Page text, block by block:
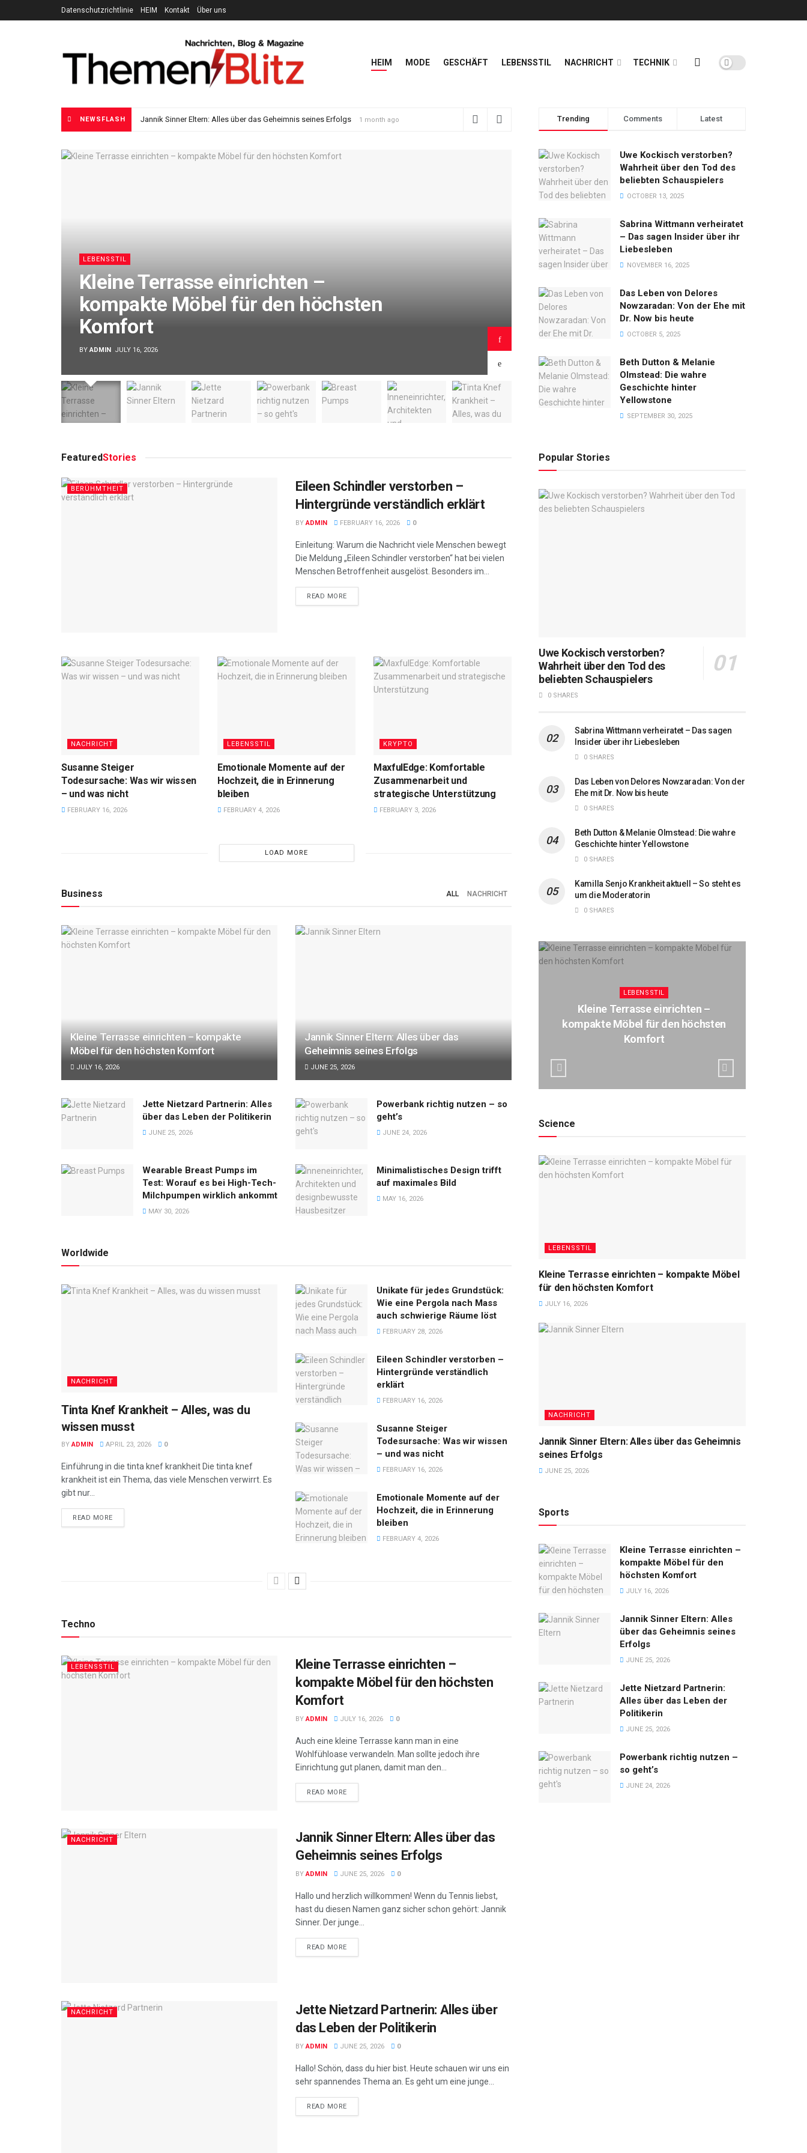
Datenschutzrichtlinie HEIM Kontakt Über uns
Themen Blitz
HEIM MODE GESCHÄFT LEBENSSTIL NACHRICHT TECHNIK
NEWSFLASH Jannik Sinner Eltern: Alles über das Geheimnis seines Erfolgs 1 month ago
LEBENSSTIL
Kleine Terrasse einrichten –
kompakte Möbel für den höchsten
Komfort
BYADMIN JULY 16, 2026
Jannik Sinner Eltern: Alles über
das Geheimnis seines Erfolgs
FeaturedStories
BERÜHMTHEIT
Eileen Schindler verstorben –
Hintergründe verständlich erklärt
BY ADMIN FEBRUARY 16, 2026 0
Einleitung: Warum die Nachricht viele Menschen bewegt
Die Meldung „Eileen Schindler verstorben“ hat bei vielen
Menschen Betroffenheit ausgelöst. Besonders im...
READ MORE
NACHRICHT
Susanne Steiger
Todesursache: Was wir wissen
– und was nicht
FEBRUARY 16, 2026
LEBENSSTIL
Emotionale Momente auf der
Hochzeit, die in Erinnerung
bleiben
FEBRUARY 4, 2026
KRYPTO
MaxfulEdge: Komfortable
Zusammenarbeit und
strategische Unterstützung
FEBRUARY 3, 2026
LOAD MORE
Business ALL NACHRICHT
Kleine Terrasse einrichten – kompakte
Möbel für den höchsten Komfort
JULY 16, 2026
Jannik Sinner Eltern: Alles über das
Geheimnis seines Erfolgs
JUNE 25, 2026
Jette Nietzard Partnerin: Alles
über das Leben der Politikerin
JUNE 25, 2026
Powerbank richtig nutzen – so
geht’s
JUNE 24, 2026
Wearable Breast Pumps im
Test: Worauf es bei High-Tech-
Milchpumpen wirklich ankommt
MAY 30, 2026
Minimalistisches Design trifft
auf maximales Bild
MAY 16, 2026
Worldwide
NACHRICHT
Tinta Knef Krankheit – Alles, was du
wissen musst
BY ADMIN APRIL 23, 2026 0
Einführung in die tinta knef krankheit Die tinta knef
krankheit ist ein Thema, das viele Menschen verwirrt. Es
gibt nur...
READ MORE
Unikate für jedes Grundstück:
Wie eine Pergola nach Mass
auch schwierige Räume löst
FEBRUARY 28, 2026
Eileen Schindler verstorben –
Hintergründe verständlich
erklärt
FEBRUARY 16, 2026
Susanne Steiger
Todesursache: Was wir wissen
– und was nicht
FEBRUARY 16, 2026
Emotionale Momente auf der
Hochzeit, die in Erinnerung
bleiben
FEBRUARY 4, 2026
Techno
LEBENSSTIL
Kleine Terrasse einrichten –
kompakte Möbel für den höchsten
Komfort
BY ADMIN JULY 16, 2026 0
Auch eine kleine Terrasse kann man in eine
Wohlfühloase verwandeln. Man sollte jedoch ihre
Einrichtung gut planen, damit man den...
READ MORE
NACHRICHT
Jannik Sinner Eltern: Alles über das
Geheimnis seines Erfolgs
BY ADMIN JUNE 25, 2026 0
Hallo und herzlich willkommen! Wenn du Tennis liebst,
hast du diesen Namen ganz sicher schon gehört: Jannik
Sinner. Der junge...
READ MORE
NACHRICHT
Jette Nietzard Partnerin: Alles über
das Leben der Politikerin
BY ADMIN JUNE 25, 2026 0
Hallo! Schön, dass du hier bist. Heute schauen wir uns ein
sehr spannendes Thema an. Es geht um eine junge...
READ MORE
Trending Comments Latest
Uwe Kockisch verstorben?
Wahrheit über den Tod des
beliebten Schauspielers
OCTOBER 13, 2025
Sabrina Wittmann verheiratet
– Das sagen Insider über ihr
Liebesleben
NOVEMBER 16, 2025
Das Leben von Delores
Nowzaradan: Von der Ehe mit
Dr. Now bis heute
OCTOBER 5, 2025
Beth Dutton & Melanie
Olmstead: Die wahre
Geschichte hinter
Yellowstone
SEPTEMBER 30, 2025
Popular Stories
Uwe Kockisch verstorben?
Wahrheit über den Tod des
beliebten Schauspielers
0 SHARES
Sabrina Wittmann verheiratet – Das sagen
Insider über ihr Liebesleben
0 SHARES
Das Leben von Delores Nowzaradan: Von der
Ehe mit Dr. Now bis heute
0 SHARES
Beth Dutton & Melanie Olmstead: Die wahre
Geschichte hinter Yellowstone
0 SHARES
Kamilla Senjo Krankheit aktuell – So steht es
um die Moderatorin
0 SHARES
der Politikerin
Powerbank richtig nutzen – so geht’s
Worauf es bei High-Tech-
Milchpumpen wirklich ankommt
LEBENSSTIL
Kleine Terrasse einrichten –
kompakte Möbel für den höchsten
Komfort
Science
LEBENSSTIL
Kleine Terrasse einrichten – kompakte Möbel
für den höchsten Komfort
JULY 16, 2026
NACHRICHT
Jannik Sinner Eltern: Alles über das Geheimnis
seines Erfolgs
JUNE 25, 2026
Sports
Kleine Terrasse einrichten –
kompakte Möbel für den
höchsten Komfort
JULY 16, 2026
Jannik Sinner Eltern: Alles
über das Geheimnis seines
Erfolgs
JUNE 25, 2026
Jette Nietzard Partnerin:
Alles über das Leben der
Politikerin
JUNE 25, 2026
Powerbank richtig nutzen –
so geht’s
JUNE 24, 2026